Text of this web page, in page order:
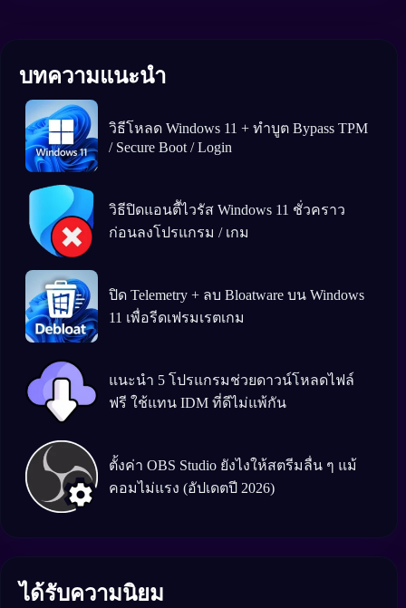
บทความแนะนำ
วิธีโหลด Windows 11 + ทำบูต Bypass TPM
/ Secure Boot / Login
วิธีปิดแอนตีัไวรัส Windows 11 ชั่วคราว
ก่อนลงโปรแกรม / เกม
ปิด Telemetry + ลบ Bloatware บน Windows
11 เพื่อรีดเฟรมเรตเกม
แนะนำ 5 โปรแกรมช่วยดาวน์โหลดไฟล์
ฟรี ใช้แทน IDM ที่ดีไม่แพ้กัน
ตั้งค่า OBS Studio ยังไงให้สตรีมลื่น ๆ แม้
คอมไม่แรง (อัปเดตปี 2026)
ได้รับความนิยม